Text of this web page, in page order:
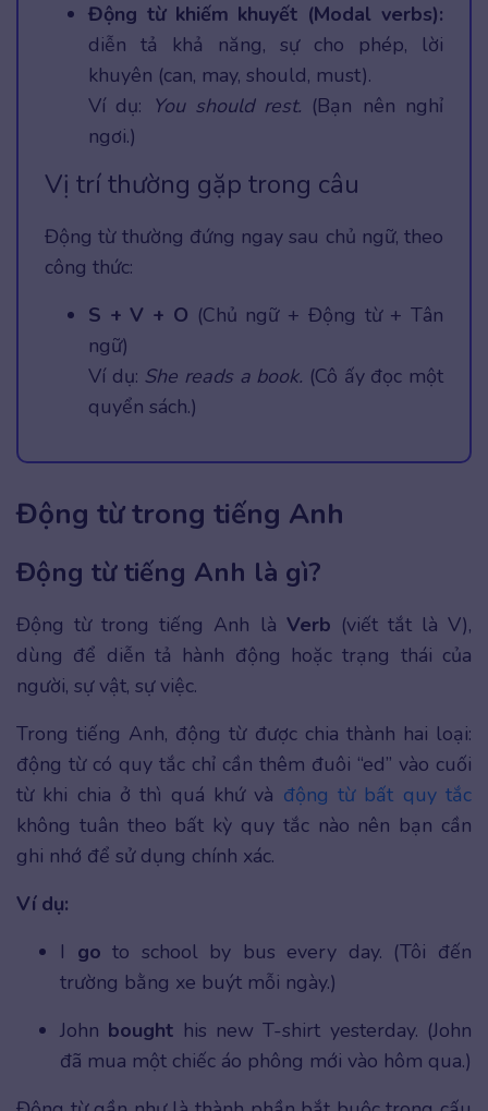
Động từ khiếm khuyết (Modal verbs):
diễn tả khả năng, sự cho phép, lời
khuyên (can, may, should, must).
Ví dụ: You should rest. (Bạn nên nghỉ
ngơi.)
Vị trí thường gặp trong câu
Động từ thường đứng ngay sau chủ ngữ, theo
công thức:
S + V + O (Chủ ngữ + Động từ + Tân
ngữ)
Ví dụ: She reads a book. (Cô ấy đọc một
quyển sách.)
Động từ trong tiếng Anh
Động từ tiếng Anh là gì?
Động từ trong tiếng Anh là Verb (viết tắt là V),
dùng để diễn tả hành động hoặc trạng thái của
người, sự vật, sự việc.
Trong tiếng Anh, động từ được chia thành hai loại:
động từ có quy tắc chỉ cần thêm đuôi “ed” vào cuối
từ khi chia ở thì quá khứ và động từ bất quy tắc
không tuân theo bất kỳ quy tắc nào nên bạn cần
ghi nhớ để sử dụng chính xác.
Ví dụ:
I go to school by bus every day. (Tôi đến
trường bằng xe buýt mỗi ngày.)
John bought his new T-shirt yesterday. (John
đã mua một chiếc áo phông mới vào hôm qua.)